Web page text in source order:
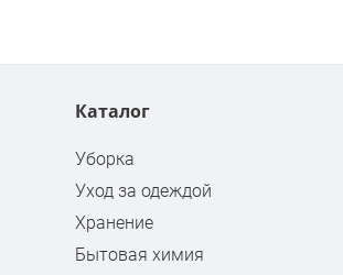
Каталог
Уборка
Уход за одеждой
Хранение
Бытовая химия